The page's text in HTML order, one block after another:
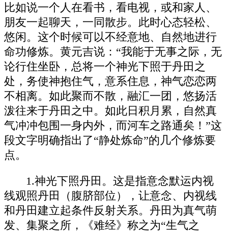
比如说一个人在看书，看电视，或和家人、
朋友一起聊天，一同散步。此时心态轻松、
悠闲。这个时候可以不经意地、自然地进行
命功修炼。黄元吉说：“我能于无事之际，无
论行住坐卧，总将一个神光下照于丹田之
处，务使神抱住气，意系住息，神气恋恋两
不相离。如此聚而不散，融汇一团，悠扬活
泼往来于丹田之中。如此日积月累，自然真
气冲冲包围一身内外，而河车之路通矣！”这
段文字明确指出了“静处炼命”的几个修炼要
点。
1.神光下照丹田。这是指意念默运内视
线观照丹田（腹脐部位），让意念、内视线
和丹田建立起条件反射关系。丹田为真气萌
发、集聚之所，《难经》称之为“生气之